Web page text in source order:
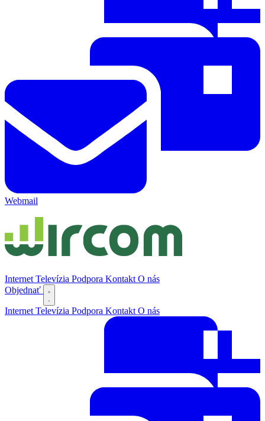
Webmail
Internet Televízia Podpora Kontakt O nás
Objednať
Internet Televízia Podpora Kontakt O nás